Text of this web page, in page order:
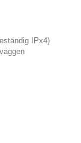
IPx4)